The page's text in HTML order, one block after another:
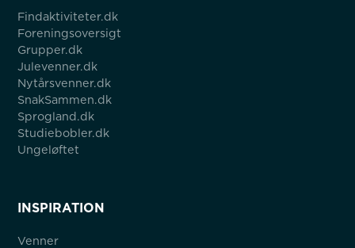
Findaktiviteter.dk
Foreningsoversigt
Grupper.dk
Julevenner.dk
Nytårsvenner.dk
SnakSammen.dk
Sprogland.dk
Studiebobler.dk
Ungeløftet
INSPIRATION
Venner